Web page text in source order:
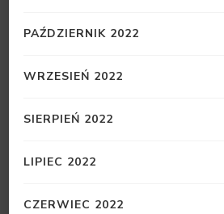
PAŹDZIERNIK 2022
WRZESIEŃ 2022
SIERPIEŃ 2022
LIPIEC 2022
CZERWIEC 2022